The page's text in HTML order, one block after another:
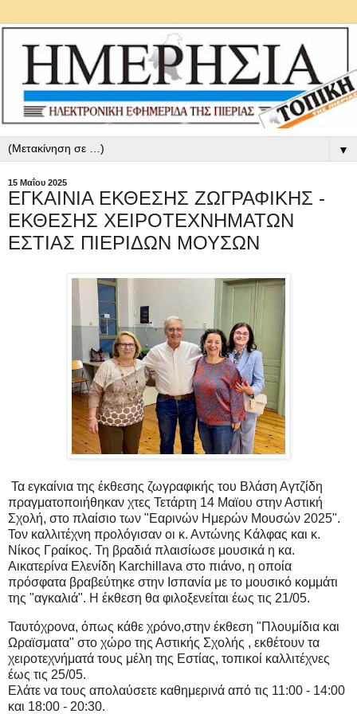
▼
15 Μαΐου 2025
ΕΓΚΑΙΝΙΑ ΕΚΘΕΣΗΣ ΖΩΓΡΑΦΙΚΗΣ -
ΕΚΘΕΣΗΣ ΧΕΙΡΟΤΕΧΝΗΜΑΤΩΝ
ΕΣΤΙΑΣ ΠΙΕΡΙΔΩΝ ΜΟΥΣΩΝ
Τα εγκαίνια της έκθεσης ζωγραφικής του Βλάση Αγτζίδη
πραγματοποιήθηκαν χτες Τετάρτη 14 Μαϊου στην Αστική
Σχολή, στο πλαίσιο των "Εαρινών Ημερών Μουσών 2025".
Τον καλλιτέχνη προλόγισαν οι κ. Αντώνης Κάλφας και κ.
Νίκος Γραίκος. Τη βραδιά πλαισίωσε μουσικά η κα.
Αικατερίνα Ελενίδη Karchillava στο πιάνο, η οποία
πρόσφατα βραβεύτηκε στην Ισπανία με το μουσικό κομμάτι
της "αγκαλιά". Η έκθεση θα φιλοξενείται έως τις 21/05.
Ταυτόχρονα, όπως κάθε χρόνο,στην έκθεση "Πλουμίδια και
Ωραϊσματα" στο χώρο της Αστικής Σχολής , εκθέτουν τα
χειροτεχνήματά τους μέλη της Εστίας, τοπικοί καλλιτέχνες
έως τις 25/05.
Ελάτε να τους απολαύσετε καθημερινά από τις 11:00 - 14:00
και 18:00 - 20:30.